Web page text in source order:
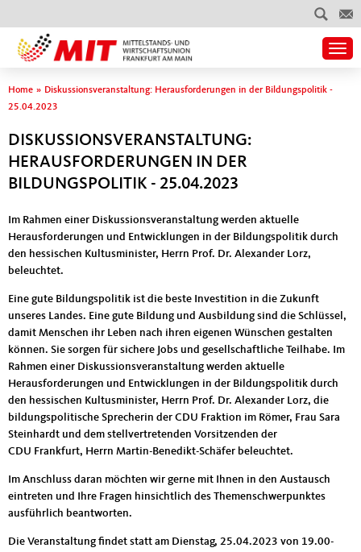
Sie sind hier
Home » Diskussionsveranstaltung: Herausforderungen in der Bildungspolitik -
25.04.2023
DISKUSSIONSVERANSTALTUNG:
HERAUSFORDERUNGEN IN DER
BILDUNGSPOLITIK - 25.04.2023
Im Rahmen einer Diskussionsveranstaltung werden aktuelle
Herausforderungen und Entwicklungen in der Bildungspolitik durch
den hessischen Kultusminister, Herrn Prof. Dr. Alexander Lorz,
beleuchtet.
Eine gute Bildungspolitik ist die beste Investition in die Zukunft
unseres Landes. Eine gute Bildung und Ausbildung sind die Schlüssel,
damit Menschen ihr Leben nach ihren eigenen Wünschen gestalten
können. Sie sorgen für sichere Jobs und gesellschaftliche Teilhabe. Im
Rahmen einer Diskussionsveranstaltung werden aktuelle
Herausforderungen und Entwicklungen in der Bildungspolitik durch
den hessischen Kultusminister, Herrn Prof. Dr. Alexander Lorz, die
bildungspolitische Sprecherin der CDU Fraktion im Römer, Frau Sara
Steinhardt und dem stellvertretenden Vorsitzenden der
CDU Frankfurt, Herrn Martin-Benedikt-Schäfer beleuchtet.
Im Anschluss daran möchten wir gerne mit Ihnen in den Austausch
eintreten und Ihre Fragen hinsichtlich des Themenschwerpunktes
ausführlich beantworten.
Die Veranstaltung findet statt am Dienstag, 25.04.2023 von 19.00-